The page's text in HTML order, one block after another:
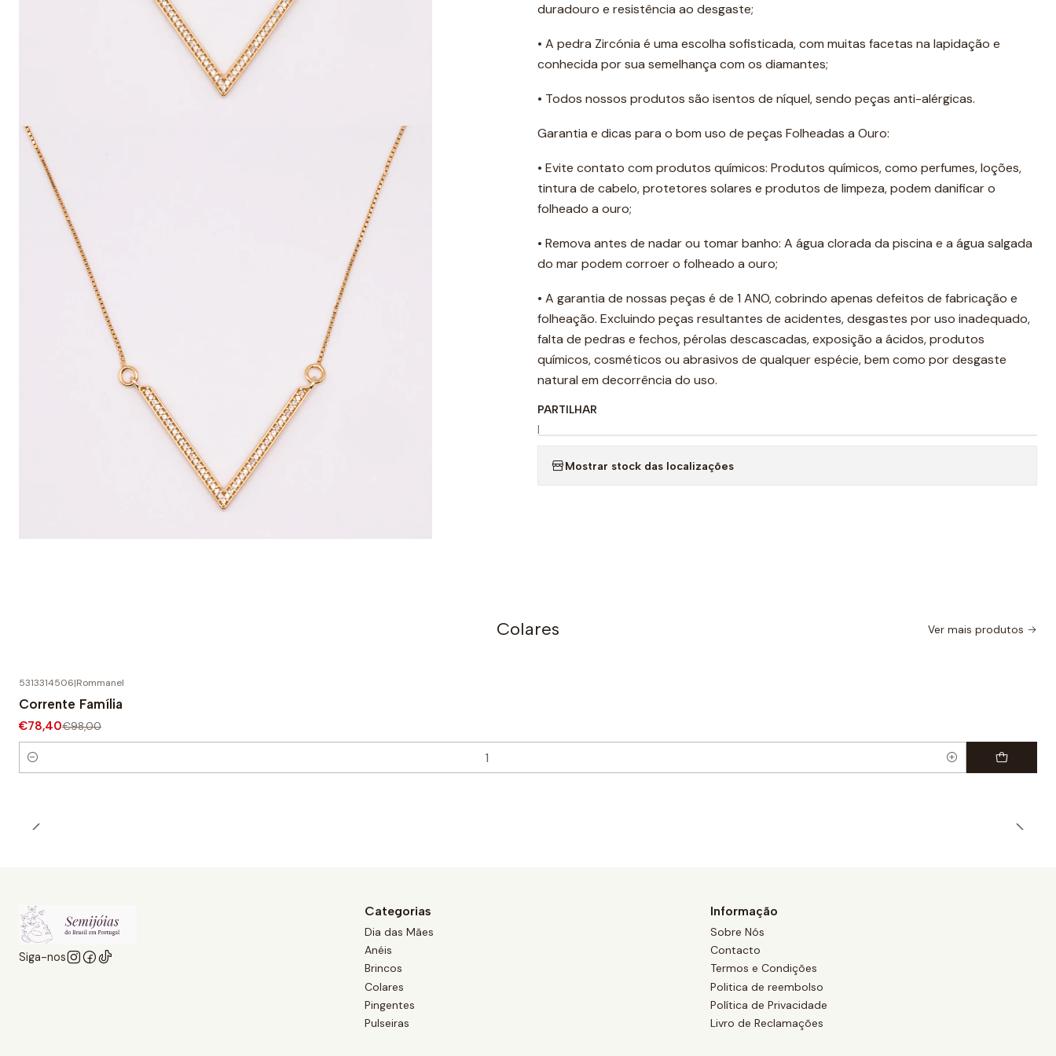
duradouro e resistência ao desgaste;
• A pedra Zircónia é uma escolha sofisticada, com muitas facetas na lapidação e
conhecida por sua semelhança com os diamantes;
• Todos nossos produtos são isentos de níquel, sendo peças anti-alérgicas.
Garantia e dicas para o bom uso de peças Folheadas a Ouro:
• Evite contato com produtos químicos: Produtos químicos, como perfumes, loções,
tintura de cabelo, protetores solares e produtos de limpeza, podem danificar o
folheado a ouro;
• Remova antes de nadar ou tomar banho: A água clorada da piscina e a água salgada
do mar podem corroer o folheado a ouro;
• A garantia de nossas peças é de 1 ANO, cobrindo apenas defeitos de fabricação e
folheação. Excluindo peças resultantes de acidentes, desgastes por uso inadequado,
falta de pedras e fechos, pérolas descascadas, exposição a ácidos, produtos
químicos, cosméticos ou abrasivos de qualquer espécie, bem como por desgaste
natural em decorrência do uso.
PARTILHAR
|
Mostrar stock das localizações
Colares Ver mais produtos
5313314506|Rommanel
Corrente Família
€78,40€98,00
Quantidade
Siga-nos
Categorias
Dia das Mães
Anéis
Brincos
Colares
Pingentes
Pulseiras
Informação
Sobre Nós
Contacto
Termos e Condições
Politica de reembolso
Política de Privacidade
Livro de Reclamações